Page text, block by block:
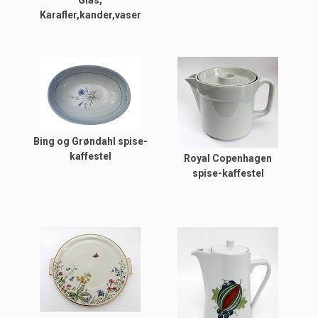
Karafler,kander,vaser
Bing og Grøndahl spise-
kaffestel
Royal Copenhagen
spise-kaffestel